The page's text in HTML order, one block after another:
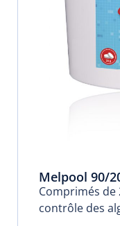
Melpool 90/
Comprimés
contrôle des